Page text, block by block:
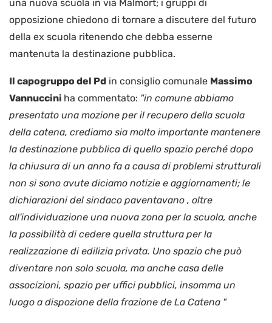
una nuova scuola in via Malmort; i gruppi di
opposizione chiedono di tornare a discutere del futuro
della ex scuola ritenendo che debba esserne
mantenuta la destinazione pubblica.
Il capogruppo del Pd in consiglio comunale Massimo
Vannuccini ha commentato: "in comune abbiamo
presentato una mozione per il recupero della scuola
della catena, crediamo sia molto importante mantenere
la destinazione pubblica di quello spazio perché dopo
la chiusura di un anno fa a causa di problemi strutturali
non si sono avute diciamo notizie e aggiornamenti; le
dichiarazioni del sindaco paventavano , oltre
all'individuazione una nuova zona per la scuola, anche
la possibilità di cedere quella struttura per la
realizzazione di edilizia privata. Uno spazio che può
diventare non solo scuola, ma anche casa delle
associzioni, spazio per uffici pubblici, insomma un
luogo a dispozione della frazione de La Catena "